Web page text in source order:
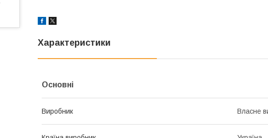
Характеристики
Основні
Виробник Власне